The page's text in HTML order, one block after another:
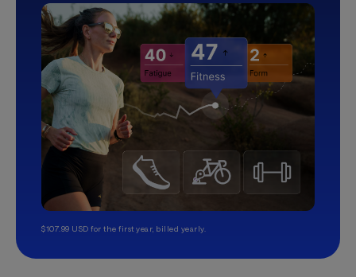
$107.99 USD for the first year, billed yearly.